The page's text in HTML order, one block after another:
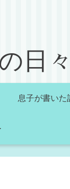
日々
息子が書いた